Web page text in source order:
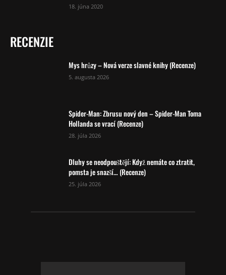
18. júna 2020
RECENZIE
Mys hrůzy – Nová verze slavné knihy (Recenze)
5. augusta 2026
Spider-Man: Zbrusu nový den – Spider-Man Toma
Hollanda se vrací (Recenze)
28. júla 2026
Dluhy se neodpouštějí: Když nemáte co ztratit,
pomsta je snazší… (Recenze)
25. júla 2026